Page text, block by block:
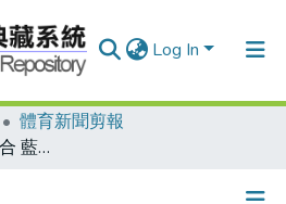
Log In
體育新聞剪報
精工杯網球賽第二回合 藍道、康諾斯順利過關/溜冰小將揚威 師生同歡/八八冬季奧運 陳婷婷被看好/世界杯足球會外賽 中華隊以零比七敗北